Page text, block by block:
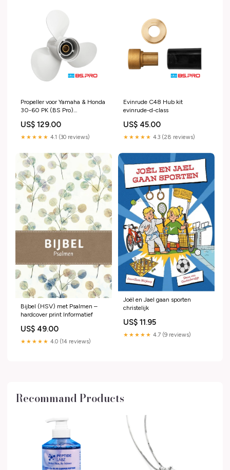
Propeller voor Yamaha & Honda
30-60 PK (BS Pro)
US$ 129.00
★★★★★ 4.1 (30 reviews)
Evinrude C48 Hub kit
evinrude-d-class
US$ 45.00
★★★★★ 4.3 (28 reviews)
Bijbel (HSV) met Psalmen –
hardcover print Informatief
US$ 49.00
★★★★★ 4.0 (14 reviews)
Joël en Jael gaan sporten
christelijk
US$ 11.95
★★★★★ 4.7 (9 reviews)
Recommand Products